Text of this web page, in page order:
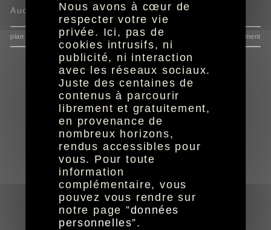
Aucun programme disponible
plan du site données personnelles consentement
© HandiCaPZéro -réalisation aYaline
Nous avons à cœur de
respecter votre vie
privée. Ici, pas de
cookies intrusifs, ni
publicité, ni interaction
avec les réseaux sociaux.
Juste des centaines de
contenus à parcourir
librement et gratuitement,
en provenance de
nombreux horizons,
rendus accessibles pour
vous. Pour toute
information
complémentaire, vous
pouvez vous rendre sur
notre page ”données
personnelles”.